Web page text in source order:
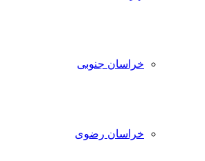
خراسان جنوبی
خراسان رضوی